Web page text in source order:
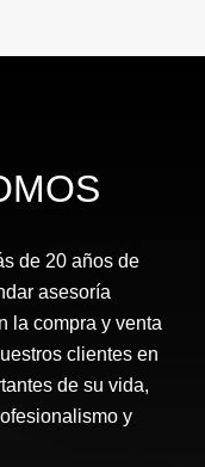
de 20 años de
asesoría
la compra y venta
clientes en
de su vida,
y